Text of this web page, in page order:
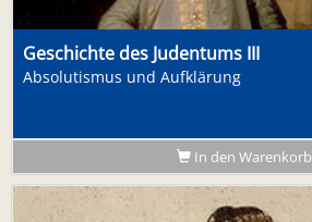
Geschichte des Judentums III
Absolutismus und Aufklärung
In den Warenkorb